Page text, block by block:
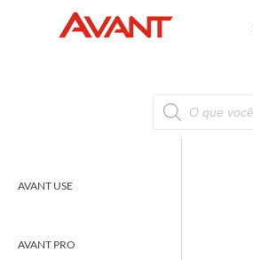
AVANT USE
AVANT PRO